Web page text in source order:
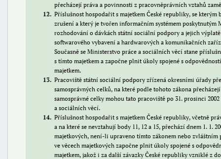
přecházejí práva a povinnosti z pracovněprávních vztahů
12
Příslušnost hospodařit s majetkem České republiky, se
zrušení a který je tvořen informačním systémem poskytnutým
rozhodování o dávkách státní sociální podpory a jejich
softwarového vybavení a hardwarových a komunikačních
Současně se Ministerstvo práce a sociálních věcí stane
s tímto majetkem a započne plnit úkoly spojené s
majetkem.
13
Pracoviště státní sociální podpory zřízená okresními úřady
samosprávných celků, na které podle tohoto zákona
samosprávné celky mohou tato pracoviště po 31. prosinci
a sociálních věcí.
14
Příslušnost hospodařit s majetkem České republiky, včetně
a na které se nevztahují body 11, 12 a 15, přechází dnem 1. 1.
majetkových, není-li upraveno tímto zákonem nebo zvláštním
ve věcech majetkových započne plnit úkoly spojené s
majetkem, jakož i za další závazky České republiky vzniklé z